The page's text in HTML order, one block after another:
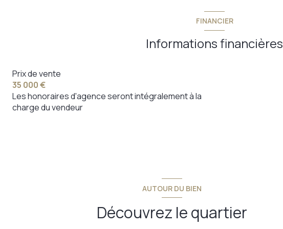
FINANCIER
Informations financières
Prix de vente
35 000 €
Les honoraires d'agence seront intégralement à la
charge du vendeur
AUTOUR DU BIEN
Découvrez le quartier